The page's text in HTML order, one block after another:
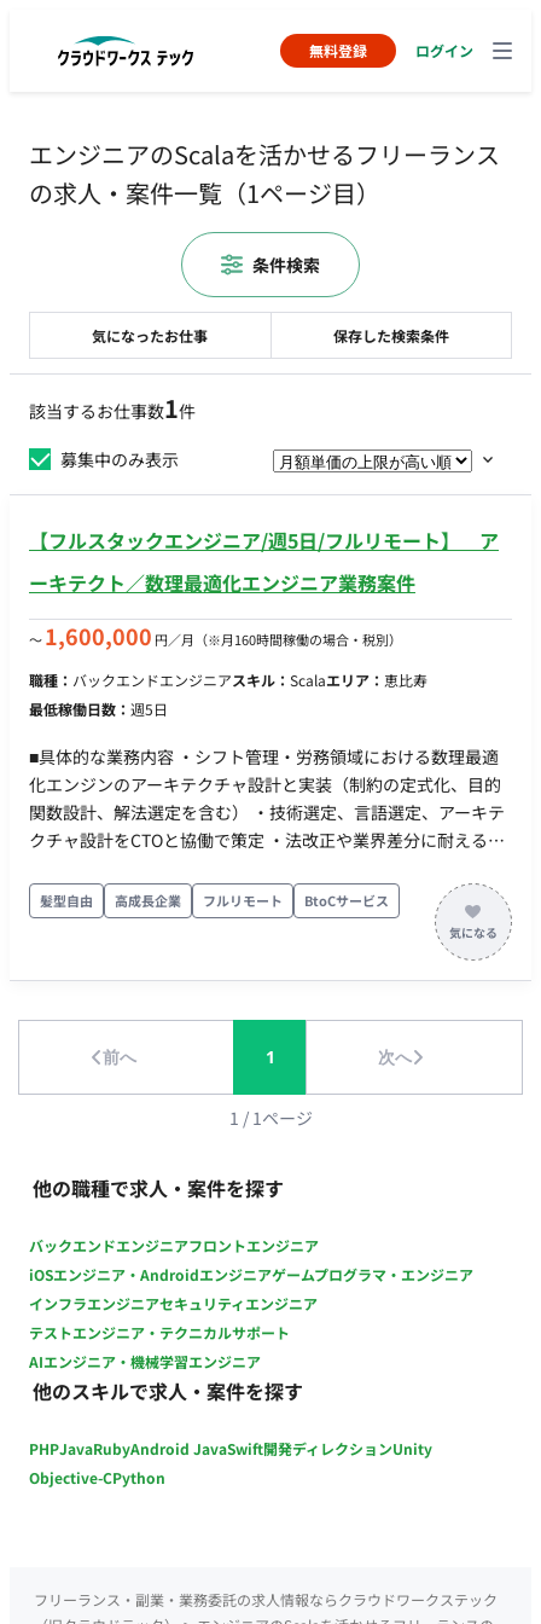
無料登録 ログイン
エンジニアのScalaを活かせるフリーランス
の求人・案件一覧（1ページ目）
該当するお仕事数1件
募集中のみ表示
【フルスタックエンジニア/週5日/フルリモート】 ア
ーキテクト／数理最適化エンジニア業務案件
〜1,600,000 円／月 （※月160時間稼働の場合・税別）
職種： バックエンドエンジニアスキル： Scalaエリア： 恵比寿
最低稼働日数： 週5日
■具体的な業務内容 ・シフト管理・労務領域における数理最適
化エンジンのアーキテクチャ設計と実装（制約の定式化、目的
関数設計、解法選定を含む） ・技術選定、言語選定、アーキテ
クチャ設計をCTOと協働で策定 ・法改正や業界差分に耐えるド
とアプリケーションの責務分離、拡張しやすいコアの構築 ・既
存プロダクトのフルリプレイスにおける技術的意思決定 ※本ポ
ジションはアーキテクチャ設計と実装に専念いただく役割で
す。マネジメント業務は含みません。 ■このポジションで取り
式化し、現場が納得できる重み付けと優先順位に落とし込みま
す。 ・ハード制約とソフト制約の設計：法令由来の絶対条件と
運用上の希望条件を分離し、実行可能解が常に存在する構造を
計画）と近似解法（メタヒューリスティクス等）のトレードオ
フを、問題規模と応答時間の要求に照らして判断し、既存ソル
適化：当日の急な欠員や予定変更に対し、既存シフトへの影響
を最小化しながら秒〜分オーダーで解き直します（部分再最適
化、変更理由の説明可能性を含む）。 ・業界横断の汎用化：保
育の配置基準のような業界固有ルールをパラメータとモデル設
計で吸収し、介護・医療・小売・宿泊などへ横展開できるコア
に抽象化します。 ■開発環境 ・バックエンド：Scala（現行
・フロントエンド：TypeScript / Angular または Svelte（選定
中） ・数理最適化エンジン：言語・ライブラリの選定から着手
す） ■働き方 ・稼働日数：週5日（月〜金） ・稼働時間：目安
10:00～19:00（実働8時間・稼働時間帯のご相談可） 【必須ス
髪型自由 高成長企業 フルリモート BtoCサービス
前へ 1 次へ
1 / 1ページ
他の職種で求人・案件を探す
バックエンドエンジニアフロントエンジニア
iOSエンジニア・Androidエンジニアゲームプログラマ・エンジニア
インフラエンジニアセキュリティエンジニア
テストエンジニア・テクニカルサポート
AIエンジニア・機械学習エンジニア
他のスキルで求人・案件を探す
PHPJavaRubyAndroid JavaSwift開発ディレクションUnity
Objective-CPython
気になったお仕事 保存した検索条件
条件検索
フリーランス・副業・業務委託の求人情報ならクラウドワークステック